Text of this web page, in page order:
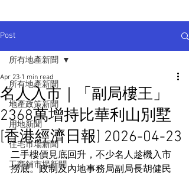
Post
所有地產新聞
地產政策新聞
用地新聞
住宅市場新聞
工商舖市場新聞
所有地產新聞
名人入市｜「副局樓王」
2368萬增持比華利山別墅
[香港經濟日報] 2026-04-23
Apr 23 1 min read
二手樓價見底回升，不少名人趁機入市
撈底。政制及內地事務局副局長胡健民